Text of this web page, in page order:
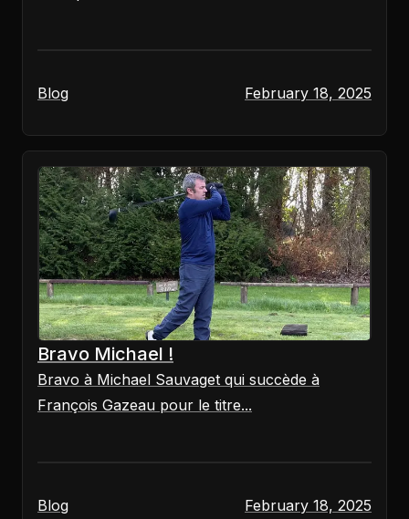
Blog February 18, 2025
Bravo Michael !
Bravo à Michael Sauvaget qui succède à
François Gazeau pour le titre...
Blog February 18, 2025